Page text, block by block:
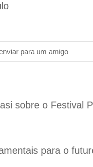
para um amigo
sobre o Festival
para o